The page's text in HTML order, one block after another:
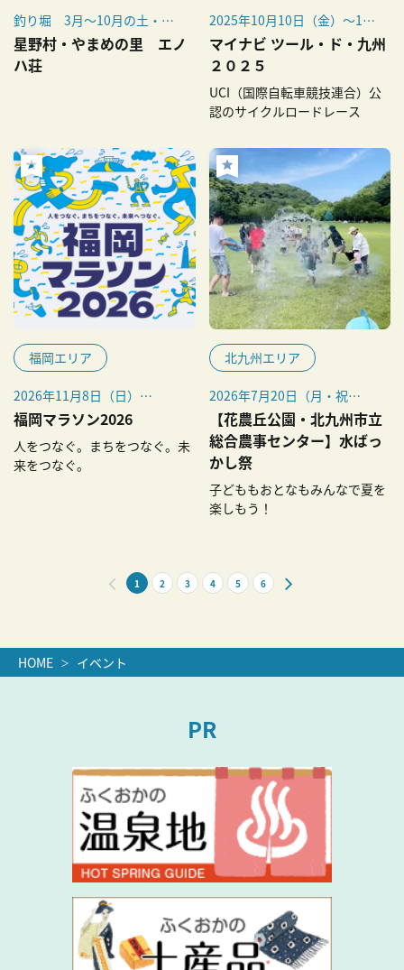
釣り堀 3月～10月の土・日
曜、祝日
夏休み期間（7月下旬～8月
末）は平日も利用可能※要予
星野村・やまめの里 エノ
ハ荘
2025年10月10日（金）～13
日（月・祝）
マイナビ ツール・ド・九州
２０２５
UCI（国際自転車競技連合）公
認のサイクルロードレース
福岡エリア
2026年11月8日（日）
ランナー受付：2026年11月6
月7日（土）10:00～20:00
受付会場：福岡市役所西側ふ
福岡マラソン2026
人をつなぐ。まちをつなぐ。未
来をつなぐ。
北九州エリア
2026年7月20日（月・祝）
2026年8月30日（日）
【花農丘公園・北九州市立
総合農事センター】水ばっ
かし祭
子どももおとなもみんなで夏を
楽しもう！
1 2 3 4 5 6
HOME イベント
PR